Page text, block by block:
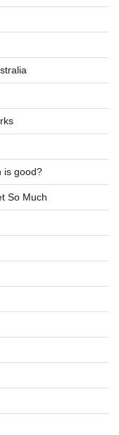
is good?
So Much